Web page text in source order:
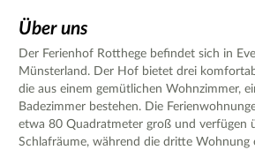
Über uns
Der Ferienhof Rotthege befindet sich in
Münsterland. Der Hof bietet drei
die aus einem gemütlichen Wohnzimmer,
Badezimmer bestehen. Die
etwa 80 Quadratmeter groß und verfügen
Schlafräume, während die dritte Wohnung